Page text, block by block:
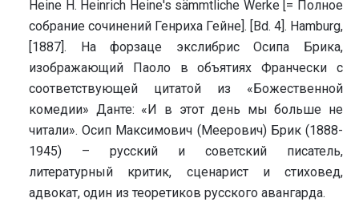
Heine H. Heinrich Heine's sämmtliche Werke [= Полное
собрание сочинений Генриха Гейне]. [Bd. 4]. Hamburg,
[1887]. На форзаце экслибрис Осипа Брика,
изображающий Паоло в объятиях Франчески с
соответствующей цитатой из «Божественной
комедии» Данте: «И в этот день мы больше не
читали». Осип Максимович (Меерович) Брик (1888-
1945) – русский и советский писатель,
литературный критик, сценарист и стиховед,
адвокат, один из теоретиков русского авангарда.